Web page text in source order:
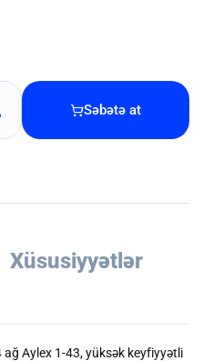
Səbətə at
Xüsusiyyətlər
ağ Aylex 1-43, yüksək keyfiyyətli